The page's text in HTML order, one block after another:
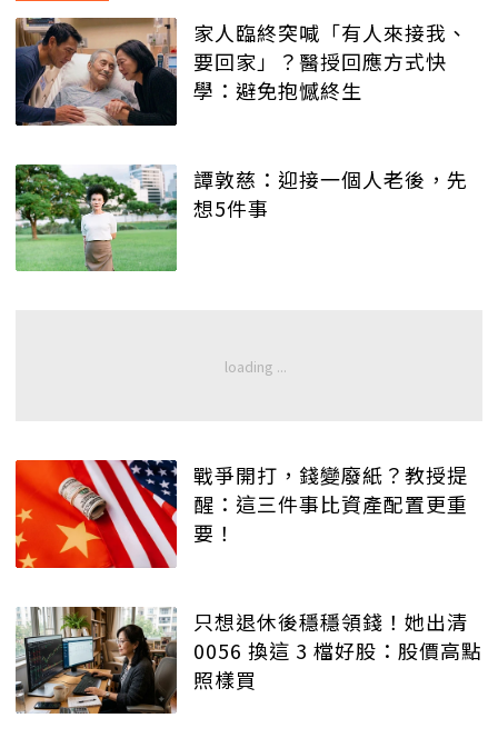
家人臨終突喊「有人來接我、
要回家」？醫授回應方式快
學：避免抱憾終生
譚敦慈：迎接一個人老後，先
想5件事
戰爭開打，錢變廢紙？教授提
醒：這三件事比資產配置更重
要！
只想退休後穩穩領錢！她出清
0056 換這 3 檔好股：股價高點
照樣買